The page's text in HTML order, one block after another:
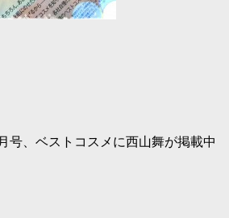
号、ベストコスメに西山舞が掲載中